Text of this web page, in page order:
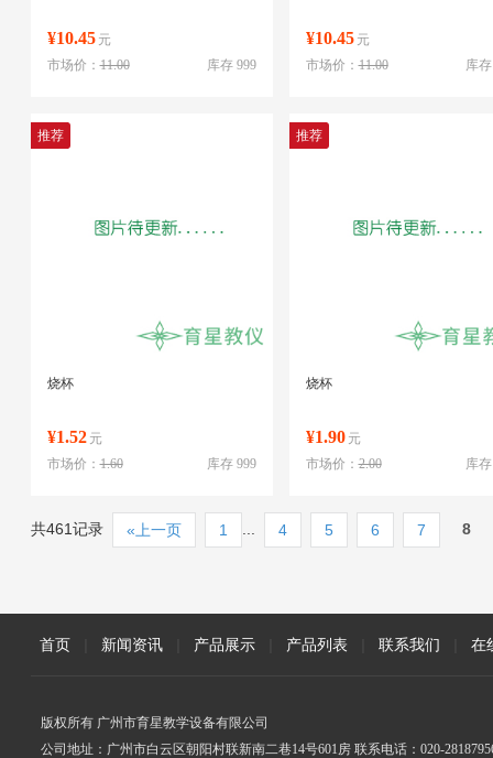
¥10.45 元
库存 999
市场价：11.00
¥10.45 元
库
市场价：11.00
推荐
烧杯
¥1.52 元
库存 999
市场价：1.60
推荐
烧杯
¥1.90 元
库
市场价：2.00
共461记录 «上一页 1 4 5 6 7 8
首页 新闻资讯 产品展示 产品列表 联系我们 在
版权所有 广州市育星教学设备有限公司
公司地址：广州市白云区朝阳村联新南二巷14号601房 联系电话：020-